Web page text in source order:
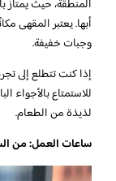
المنطقة، حيث يمتاز
أبها. يعتبر المقهى
وجبات خفيفة.
إذا كنت تتطلع إلى
للاستمتاع بالأجواء
لذيذة من الطعام.
ساعات العمل: من الساعة 06:00 مساءً حتى